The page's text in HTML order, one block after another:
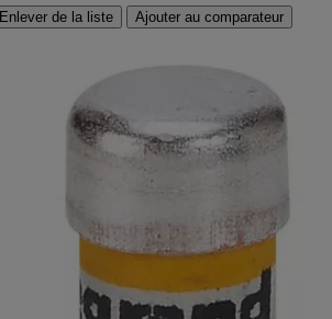
Enlever de la liste Ajouter au comparateur